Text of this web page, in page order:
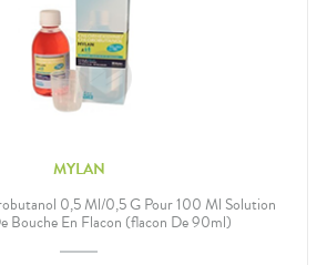
MYLAN
0,5 Ml/0,5 G Pour 100 Ml Solution
Bouche En Flacon (flacon De 90ml)